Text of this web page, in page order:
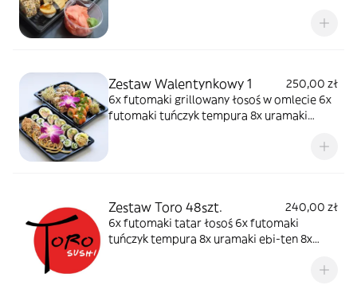
ten 8x uramaki tuńczyk 8x hosomaki surimi
Zestaw Walentynkowy 1
250,00 zł
6x futomaki grillowany łosoś w omlecie 6x
futomaki tuńczyk tempura 8x uramaki
Zestaw Toro 48szt.
240,00 zł
6x futomaki tatar łosoś 6x futomaki
tuńczyk tempura 8x uramaki ebi-ten 8x
łosoś owijany tamago 8x hosomaki tuńczyk